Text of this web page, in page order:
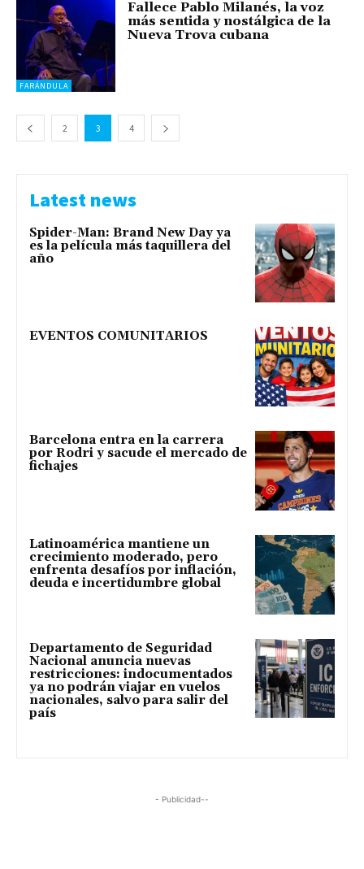
FARÁNDULA
Fallece Pablo Milanés, la voz
más sentida y nostálgica de la
Nueva Trova cubana
2 3 4
Latest news
Spider-Man: Brand New Day ya
es la película más taquillera del
año
EVENTOS COMUNITARIOS
Barcelona entra en la carrera
por Rodri y sacude el mercado de
fichajes
Latinoamérica mantiene un
crecimiento moderado, pero
enfrenta desafíos por inflación,
deuda e incertidumbre global
Departamento de Seguridad
Nacional anuncia nuevas
restricciones: indocumentados
ya no podrán viajar en vuelos
nacionales, salvo para salir del
país
- Publicidad--